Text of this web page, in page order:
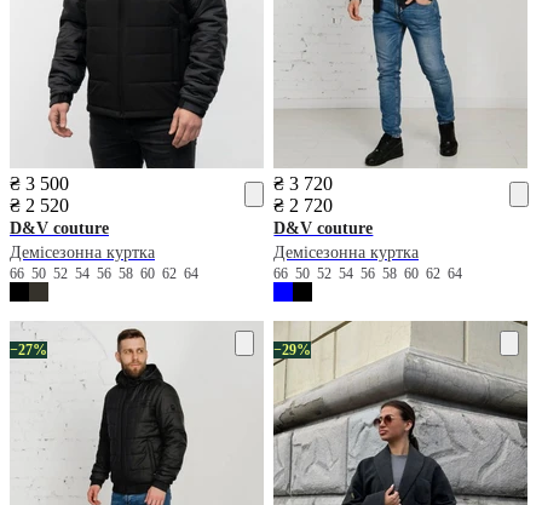
₴ 3 500
₴ 2 520
D&V couture
Демісезонна куртка
66 50 52 54 56 58 60 62 64
₴ 3 720
₴ 2 720
D&V couture
Демісезонна куртка
665052545658606264
−27% −29%